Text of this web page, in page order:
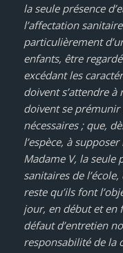
la seule présence
l’affectation
particulièrement
enfants, être
excédant les
doivent s’attendre
doivent se
nécessaires ; que,
l’espèce, à
Madame V, la seule
sanitaires de
reste qu’ils font
jour, en début et en
défaut d’entretien
responsabilité de la